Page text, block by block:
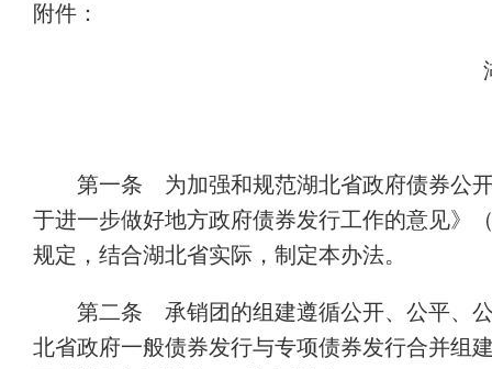
附件：
第一条 为加强和规范湖北省政府债券公
于进一步做好地方政府债券发行工作的意见》
规定，结合湖北省实际，制定本办法。
第二条 承销团的组建遵循公开、公平、
北省政府一般债券发行与专项债券发行合并组